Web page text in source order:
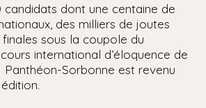
candidats dont une centaine de
des milliers de joutes
sous la coupole du
international d’éloquence de
Panthéon-Sorbonne est revenu